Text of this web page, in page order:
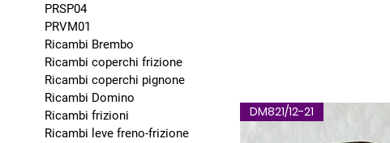
PRSP04
PRVM01
Ricambi Brembo
Ricambi coperchi frizione
Ricambi coperchi pignone
Ricambi Domino
Ricambi frizioni
Ricambi leve freno-frizione
DM821/12-21